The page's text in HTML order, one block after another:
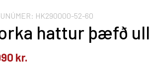
HK290000-52-60
hattur þæfð
kr.